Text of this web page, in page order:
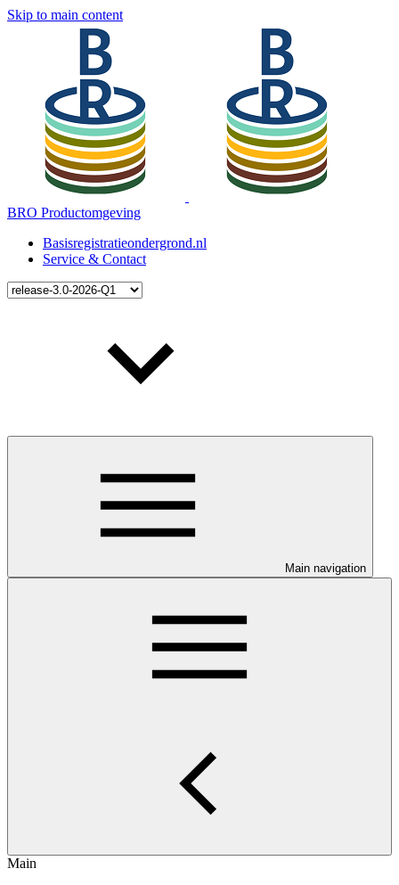
Skip to main content
BRO Productomgeving
Basisregistratieondergrond.nl
Service & Contact
Main navigation
Main